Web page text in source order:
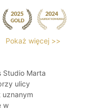
Pokaż więcej >>
Studio Marta
ulicy
uznanym
w